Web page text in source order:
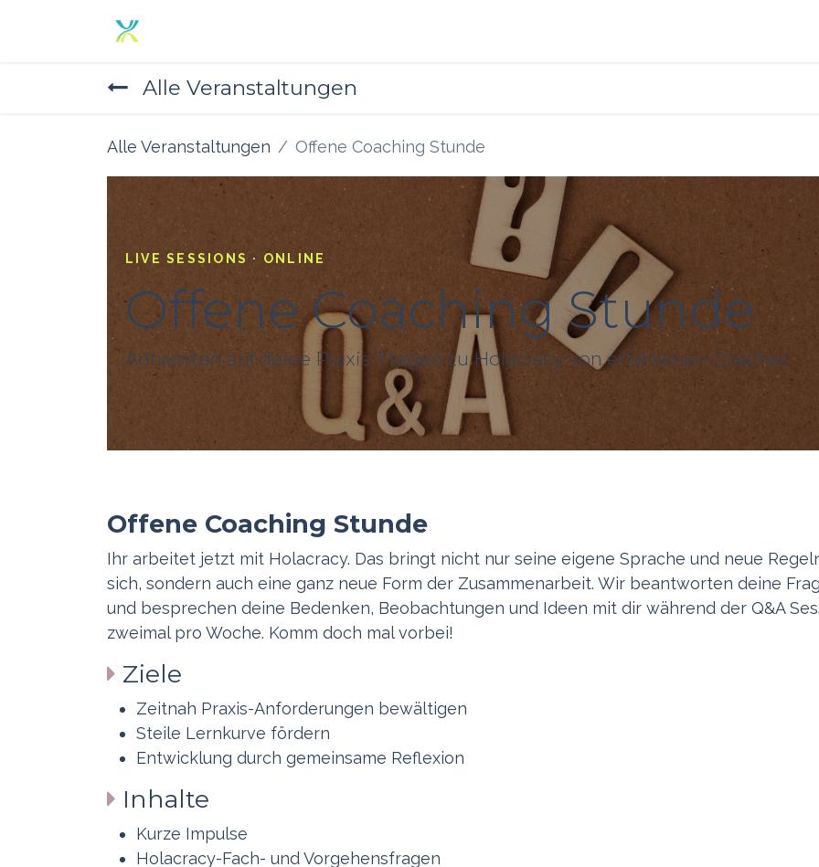
Alle Veranstaltungen
Alle Veranstaltungen Offene Coaching Stunde
LIVE SESSIONS · ONLINE
Offene Coaching Stunde
Antworten auf deine Praxis-Fragen zu Holacracy von erfahrenen Coaches
Offene Coaching Stunde
Ihr arbeitet jetzt mit Holacracy. Das bringt nicht nur seine eigene Sprache und neue
sich, sondern auch eine ganz neue Form der Zusammenarbeit. Wir beantworten deine
und besprechen deine Bedenken, Beobachtungen und Ideen mit dir während der Q&A
zweimal pro Woche. Komm doch mal vorbei!
Ziele
Zeitnah Praxis-Anforderungen bewältigen
Steile Lernkurve fördern
Entwicklung durch gemeinsame Reflexion
Inhalte
Kurze Impulse
Holacracy-Fach- und Vorgehensfragen